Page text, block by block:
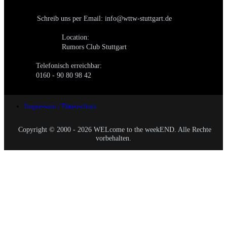
Schreib uns per Email: info@wttw-stuttgart.de
Location:
Rumors Club Stuttgart
Telefonisch erreichbar:
0160 - 90 80 98 42
Impressum / Datenschutz
Copyright © 2000 - 2026 WELcome to the weekEND. Alle Rechte
vorbehalten.